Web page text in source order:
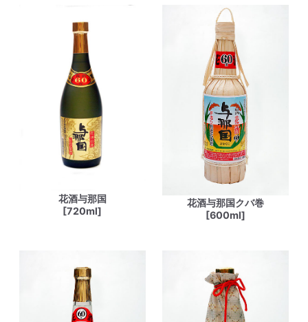
花酒与那国
[720ml]
花酒与那国クバ巻
[600ml]